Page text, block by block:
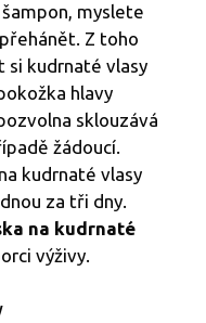
myslete
Z toho
si kudrnaté vlasy
hlavy
sklouzává
žádoucí.
kudrnaté vlasy
za tři dny.
na kudrnaté
výživy.